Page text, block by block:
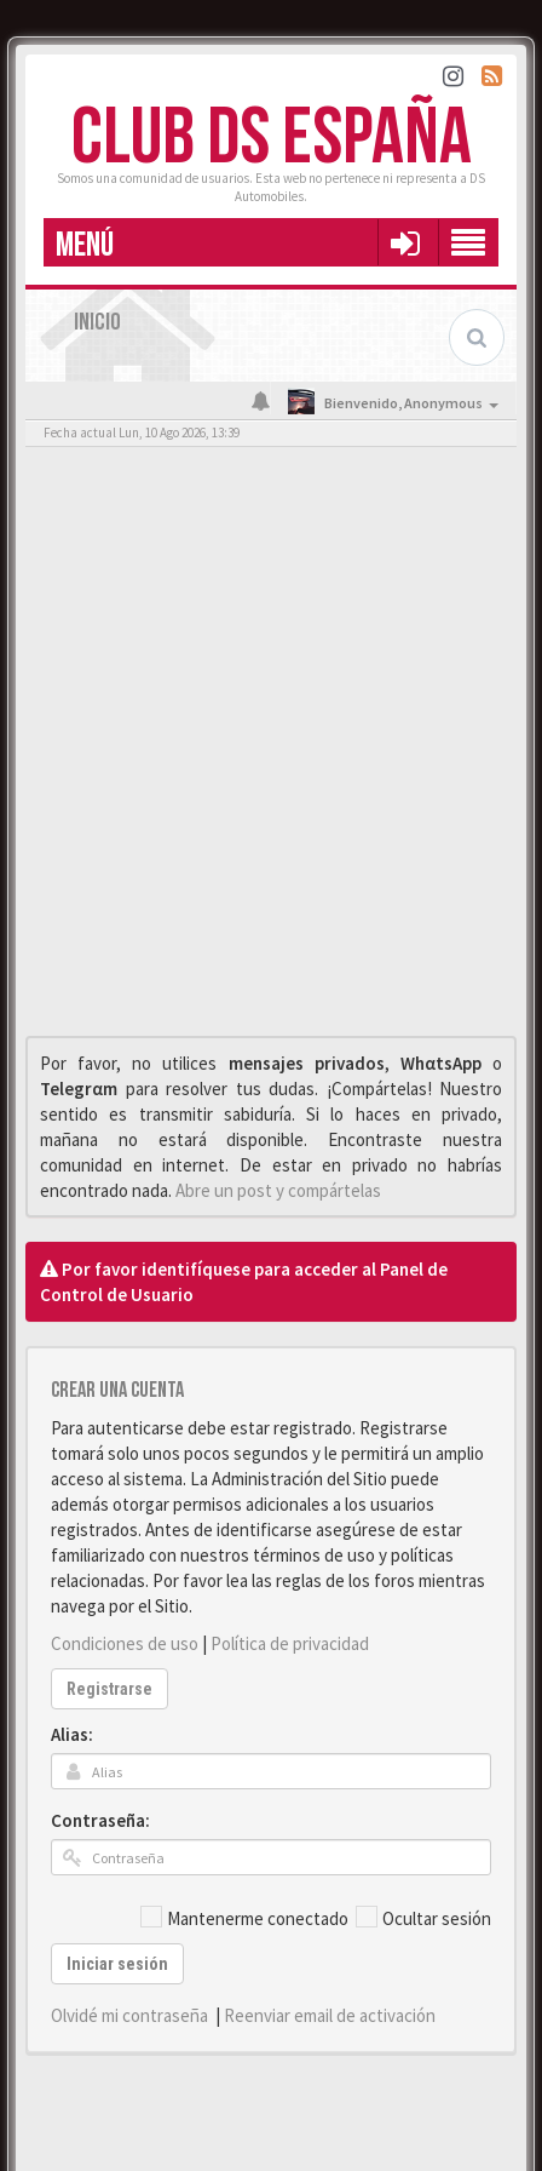
CLUB DS ESPAÑA
Somos una comunidad de usuarios. Esta web no pertenece ni representa a DS
Automobiles.
MENÚ
INICIO
Bienvenido,Anonymous
Fecha actual Lun, 10 Ago 2026, 13:39
Por favor, no utilices mensajes privados, WhαtsAppo
Telegrαm para resolver tus dudas. ¡Compártelas! Nuestro
sentido es transmitir sabiduría. Si lo haces en privado,
mañana no estará disponible. Encontraste nuestra
comunidad en internet. De estar en privado no habrías
encontrado nada. Abre un post y compártelas
Por favor identifíquese para acceder al Panel de
Control de Usuario
Crear una cuenta
Para autenticarse debe estar registrado. Registrarse
tomará solo unos pocos segundos y le permitirá un amplio
acceso al sistema. La Administración del Sitio puede
además otorgar permisos adicionales a los usuarios
registrados. Antes de identificarse asegúrese de estar
familiarizado con nuestros términos de uso y políticas
relacionadas. Por favor lea las reglas de los foros mientras
navega por el Sitio.
Condiciones de uso | Política de privacidad
Registrarse
Alias:
Contraseña:
Mantenerme conectado Ocultar sesión
Iniciar sesión
Olvidé mi contraseña | Reenviar email de activación